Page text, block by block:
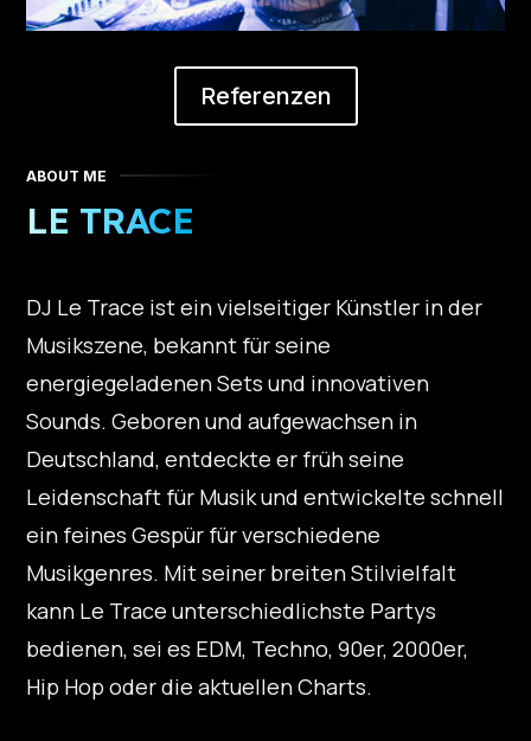
Referenzen
ABOUT ME
LE TRACE
DJ Le Trace ist ein vielseitiger Künstler in der
Musikszene, bekannt für seine
energiegeladenen Sets und innovativen
Sounds. Geboren und aufgewachsen in
Deutschland, entdeckte er früh seine
Leidenschaft für Musik und entwickelte schnell
ein feines Gespür für verschiedene
Musikgenres. Mit seiner breiten Stilvielfalt
kann Le Trace unterschiedlichste Partys
bedienen, sei es EDM, Techno, 90er, 2000er,
Hip Hop oder die aktuellen Charts.